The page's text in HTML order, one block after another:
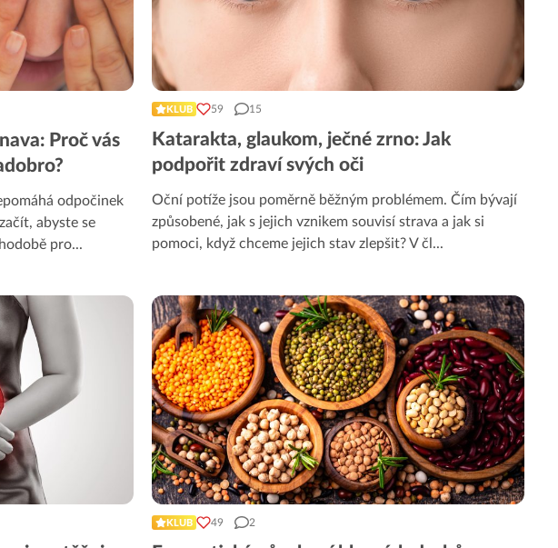
Proč vás
odpočinek
abyste se
pro...
KLUB 59 15
Katarakta, glaukom, ječné zrno: Jak
podpořit zdraví svých oči
Oční potíže jsou poměrně běžným problémem. Čím bývají
způsobené, jak s jejich vznikem souvisí strava a jak si
pomoci, když chceme jejich stav zlepšit? V čl ...
KLUB 49 2